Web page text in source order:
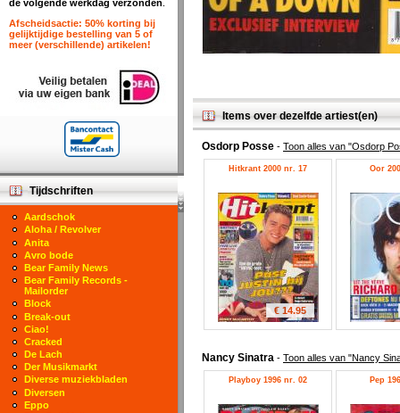
Items over dezelfde artiest(en)
Osdorp Posse - Toon alles van "Osdorp
Hitkrant 2000 nr. 17
€ 14.95
Oor
Nancy Sinatra - Toon alles van "Nancy
Playboy 1996 nr. 02 Pep
de volgende werkdag verzonden
Afscheidsactie: 50% korting bij
gelijktijdige bestelling van 5 of
meer (verschillende) artikelen!
Tijdschriften
Aardschok
Aloha / Revolver
Anita
Avro bode
Bear Family News
Bear Family Records -
Mailorder
Block
Break-out
Ciao!
Cracked
De Lach
Der Musikmarkt
Diverse muziekbladen
Diversen
Eppo